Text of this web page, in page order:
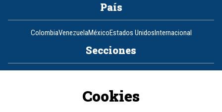
País
ColombiaVenezuelaMéxicoEstados UnidosInternacional
Secciones
Programas
Cookies